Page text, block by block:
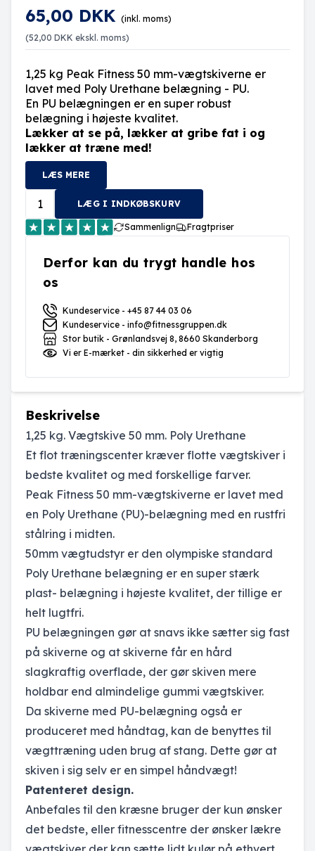
65,00 DKK (inkl. moms)
(52,00 DKK ekskl. moms)
1,25 kg Peak Fitness 50 mm-vægtskiverne er
lavet med Poly Urethane belægning - PU.
En PU belægningen er en super robust
belægning i højeste kvalitet.
Lækker at se på, lækker at gribe fat i og
lækker at træne med!
LÆS MERE
LÆG I INDKØBSKURV
Sammenlign Fragtpriser
Derfor kan du trygt handle hos
os
Kundeservice - +45 87 44 03 06
Kundeservice - info@fitnessgruppen.dk
Stor butik - Grønlandsvej 8, 8660 Skanderborg
Vi er E-mærket - din sikkerhed er vigtig
Beskrivelse
1,25 kg. Vægtskive 50 mm. Poly Urethane
Et flot træningscenter kræver flotte vægtskiver i
bedste kvalitet og med forskellige farver.
Peak Fitness 50 mm-vægtskiverne er lavet med
en Poly Urethane (PU)-belægning med en rustfri
stålring i midten.
50mm vægtudstyr er den olympiske standard
Poly Urethane belægning er en super stærk
plast- belægning i højeste kvalitet, der tillige er
helt lugtfri.
PU belægningen gør at snavs ikke sætter sig fast
på skiverne og at skiverne får en hård
slagkraftig overflade, der gør skiven mere
holdbar end almindelige gummi vægtskiver.
Da skiverne med PU-belægning også er
produceret med håndtag, kan de benyttes til
vægttræning uden brug af stang. Dette gør at
skiven i sig selv er en simpel håndvægt!
Patenteret design.
Anbefales til den kræsne bruger der kun ønsker
det bedste, eller fitnesscentre der ønsker lækre